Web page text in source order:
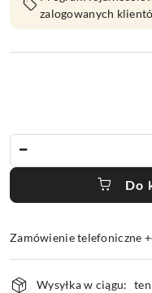
zalogowanych
Do
Zamówienie telefoniczne
Dostępność
Wysyłka w ciągu: